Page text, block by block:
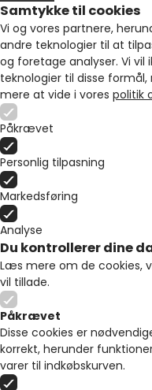
Samtykke til cookies
Vi og vores partnere,
andre teknologier til at
og foretage analyser. Vi vil
teknologier til disse
mere at vide i vores politik
Påkrævet
Personlig tilpasning
Markedsføring
Analyse
Du kontrollerer dine
Læs mere om de cookies,
vil tillade.
Påkrævet
Disse cookies er
korrekt, herunder
varer til indkøbskurven.